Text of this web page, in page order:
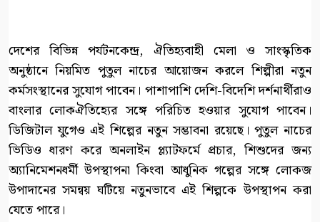
দেশের বিভিন্ন পর্যটনকেন্দ্র, ঐতিহ্যবাহী মেলা ও সাংস্কৃতিক
অনুষ্ঠানে নিয়মিত পুতুল নাচের আয়োজন করলে শিল্পীরা নতুন
কর্মসংস্থানের সুযোগ পাবেন। পাশাপাশি দেশি-বিদেশি দর্শনার্থীরাও
বাংলার লোকঐতিহ্যের সঙ্গে পরিচিত হওয়ার সুযোগ পাবেন।
ডিজিটাল যুগেও এই শিল্পের নতুন সম্ভাবনা রয়েছে। পুতুল নাচের
ভিডিও ধারণ করে অনলাইন প্ল্যাটফর্মে প্রচার, শিশুদের জন্য
অ্যানিমেশনধর্মী উপস্থাপনা কিংবা আধুনিক গল্পের সঙ্গে লোকজ
উপাদানের সমন্বয় ঘটিয়ে নতুনভাবে এই শিল্পকে উপস্থাপন করা
যেতে পারে।